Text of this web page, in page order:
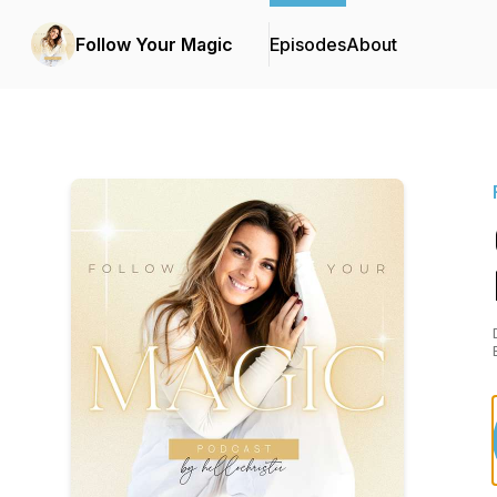
Follow Your Magic EpisodesAbout